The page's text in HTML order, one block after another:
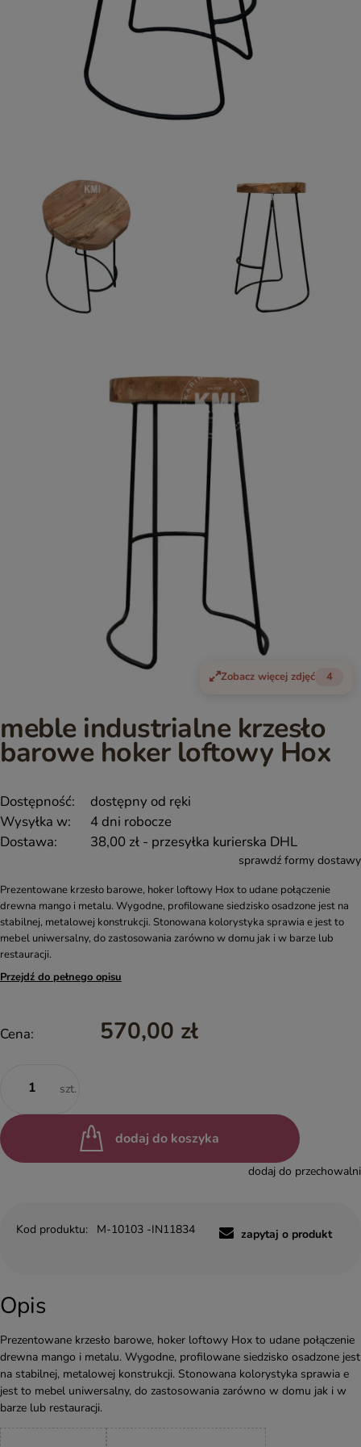
Zobacz więcej zdjęć 4
meble industrialne krzesło
barowe hoker loftowy Hox
Dostępność:
dostępny od ręki
Wysyłka w:
4 dni robocze
Dostawa:
38,00 zł - przesyłka kurierska DHL
sprawdź formy dostawy
Prezentowane krzesło barowe, hoker loftowy Hox to udane połączenie
drewna mango i metalu. Wygodne, profilowane siedzisko osadzone jest na
stabilnej, metalowej konstrukcji. Stonowana kolorystyka sprawia e jest to
mebel uniwersalny, do zastosowania zarówno w domu jak i w barze lub
restauracji.
Przejdź do pełnego opisu
Cena: 570,00 zł
szt.
dodaj do koszyka
dodaj do przechowalni
Kod produktu: M-10103 -IN11834 zapytaj o produkt
Opis
Prezentowane krzesło barowe, hoker loftowy Hox to udane połączenie
drewna mango i metalu. Wygodne, profilowane siedzisko osadzone jest
na stabilnej, metalowej konstrukcji. Stonowana kolorystyka sprawia e
jest to mebel uniwersalny, do zastosowania zarówno w domu jak i w
barze lub restauracji.